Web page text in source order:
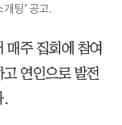
팅’ 공고.
매주 집회에 참여
연인으로 발전
.